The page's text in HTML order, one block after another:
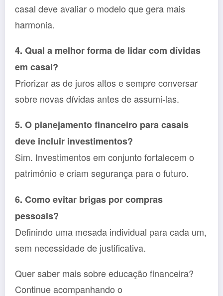
casal deve avaliar o modelo que gera mais
harmonia.
4. Qual a melhor forma de lidar com dívidas
em casal?
Priorizar as de juros altos e sempre conversar
sobre novas dívidas antes de assumi-las.
5. O planejamento financeiro para casais
deve incluir investimentos?
Sim. Investimentos em conjunto fortalecem o
patrimônio e criam segurança para o futuro.
6. Como evitar brigas por compras
pessoais?
Definindo uma mesada individual para cada um,
sem necessidade de justificativa.
Quer saber mais sobre educação financeira?
Continue acompanhando o